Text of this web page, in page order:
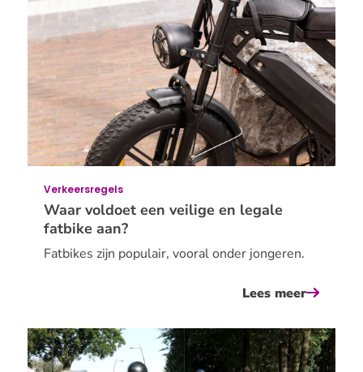
Waar voldoet een veilige en legale
fatbike aan?
Verkeersregels
Fatbikes zijn populair, vooral onder jongeren.
Lees meerover
voldoet
een